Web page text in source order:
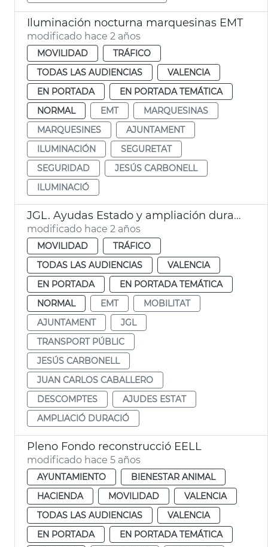
Iluminación nocturna marquesinas EMT
modificado hace 2 años
MOVILIDAD
TRÁFICO
TODAS LAS AUDIENCIAS
VALENCIA
EN PORTADA
EN PORTADA TEMÁTICA
NORMAL
EMT
MARQUESINAS
MARQUESINES
AJUNTAMENT
ILUMINACIÓN
SEGURETAT
SEGURIDAD
JESÚS CARBONELL
ILUMINACIÓ
JGL. Ayudas Estado y ampliación duración descuentos EMT
modificado hace 2 años
MOVILIDAD
TRÁFICO
TODAS LAS AUDIENCIAS
VALENCIA
EN PORTADA
EN PORTADA TEMÁTICA
NORMAL
EMT
MOBILITAT
AJUNTAMENT
JGL
TRANSPORT PÚBLIC
JESÚS CARBONELL
JUAN CARLOS CABALLERO
DESCOMPTES
AJUDES ESTAT
AMPLIACIÓ DURACIÓ
Pleno Fondo reconstrucció EELL
modificado hace 5 años
AYUNTAMIENTO
BIENESTAR ANIMAL
HACIENDA
MOVILIDAD
VALENCIA
TODAS LAS AUDIENCIAS
VALENCIA
EN PORTADA
EN PORTADA TEMÁTICA